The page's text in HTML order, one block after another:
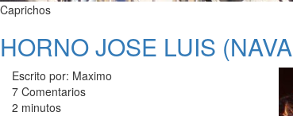
Caprichos
HORNO JOSE LUIS
Escrito por: Maximo
7 Comentarios
2 minutos